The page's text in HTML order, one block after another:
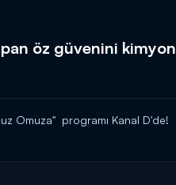
öz güvenini kimyon
Omuza" programı Kanal D'de!